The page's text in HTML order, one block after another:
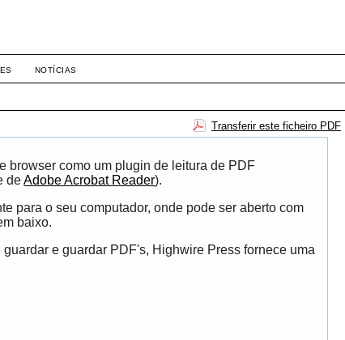
NOTÍCIAS
Transferir este ficheiro PDF
browser como um plugin de leitura de PDF
deAdobe Acrobat Reader).
para o seu computador, onde pode ser aberto com
baixo.
e guardar PDF's, Highwire Press fornece uma